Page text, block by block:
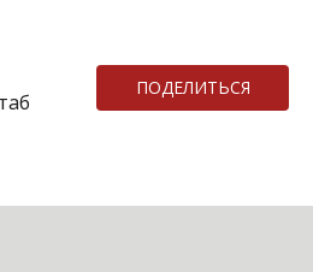
ПОДЕЛИТЬСЯ